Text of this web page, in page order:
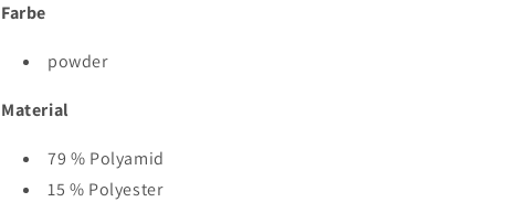
Farbe
powder
Material
79 % Polyamid
15 % Polyester